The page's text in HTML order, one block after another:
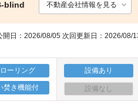
不動産会社情報を見る
開日：2026/08/05 次回更新日：2026/08/
ーリング
焚き機能付
設備あり
設備なし